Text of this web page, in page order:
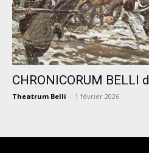
CHRONICORUM BELLI
Theatrum Belli - 1 février 2026